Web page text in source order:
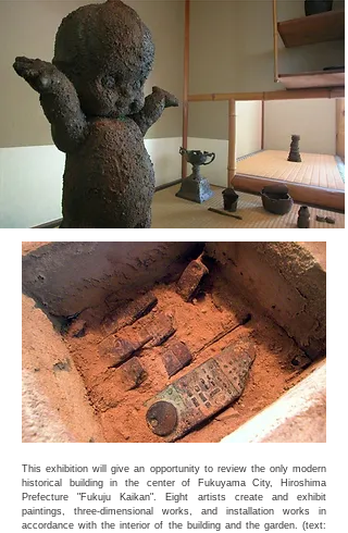
This exhibition will give an opportunity to review the only modern
historical building in the center of Fukuyama City, Hiroshima
Prefecture "Fukuju Kaikan". Eight artists create and exhibit
paintings, three-dimensional works, and installation works in
accordance with the interior of the building and the garden. (text: